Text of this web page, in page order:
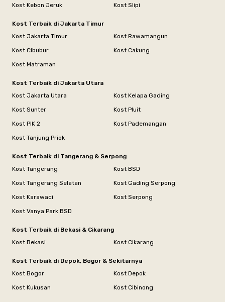
Kost Kebon Jeruk Kost Slipi
Kost Terbaik di Jakarta Timur
Kost Jakarta Timur
Kost Rawamangun
Kost Cibubur
Kost Cakung
Kost Matraman
Kost Terbaik di Jakarta Utara
Kost Jakarta Utara
Kost Kelapa Gading
Kost Sunter
Kost Pluit
Kost PIK 2
Kost Pademangan
Kost Tanjung Priok
Kost Terbaik di Tangerang & Serpong
Kost Tangerang
Kost BSD
Kost Tangerang Selatan
Kost Gading Serpong
Kost Karawaci
Kost Serpong
Kost Vanya Park BSD
Kost Terbaik di Bekasi & Cikarang
Kost Bekasi
Kost Cikarang
Kost Terbaik di Depok, Bogor & Sekitarnya
Kost Bogor
Kost Depok
Kost Kukusan
Kost Cibinong